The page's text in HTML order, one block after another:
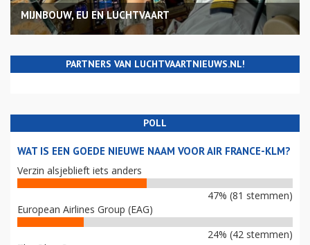
MIJNBOUW, EU EN LUCHTVAART
PARTNERS VAN LUCHTVAARTNIEUWS.NL!
POLL
WAT IS EEN GOEDE NIEUWE NAAM VOOR AIR FRANCE-KLM?
Verzin alsjeblieft iets anders
47% (81 stemmen)
European Airlines Group (EAG)
24% (42 stemmen)